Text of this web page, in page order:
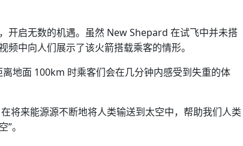
开启无数的机遇。虽然 New Shepard 在试飞中并未搭
中向人们展示了该火箭搭载乘客的情形。
地面 100km 时乘客们会在几分钟内感受到失重的体
将来能源源不断地将人类输送到太空中，帮助我们人类
。